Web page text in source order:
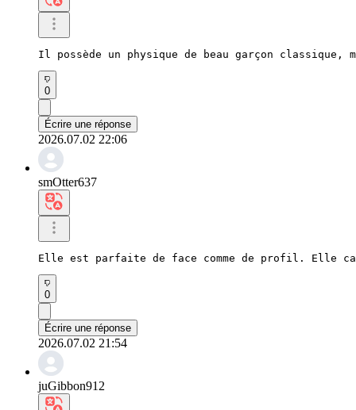
Il possède un physique de beau garçon
0
Écrire une réponse
2026.07.02 22:06
smOtter637
Elle est parfaite de face comme de profil. Elle
0
Écrire une réponse
2026.07.02 21:54
juGibbon912